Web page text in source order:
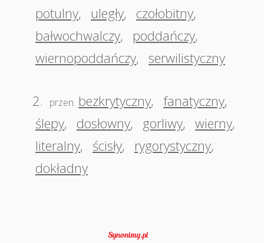
potulny, uległy, czołobitny,
bałwochwalczy, poddańczy,
wiernopoddańczy, serwilistyczny
2. przen. bezkrytyczny, fanatyczny,
ślepy, dosłowny, gorliwy, wierny,
literalny, ścisły, rygorystyczny,
dokładny